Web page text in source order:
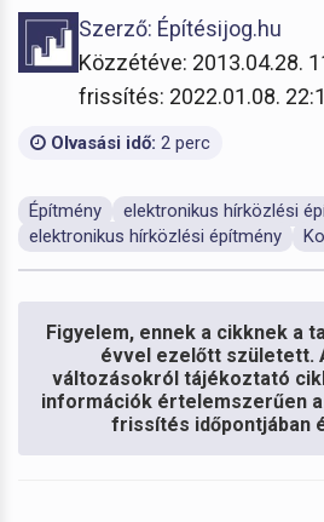
Szerző: Építésijog.hu
Közzétéve: 2013.04.28.
frissítés: 2022.01.08.
Olvasási idő: 2 perc
Építmény
elektronikus hírközlési
elektronikus hírközlési építmény
Figyelem, ennek a cikknek a
évvel ezelőtt született.
változásokról tájékoztató
információk értelemszerűen
frissítés időpontjában